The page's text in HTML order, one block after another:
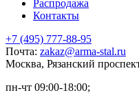
Распродажа
Контакты
+7 (495) 777-88-95
Почта: zakaz@arma-stal.ru
Москва, Рязанский
пн-чт 09:00-18:00;